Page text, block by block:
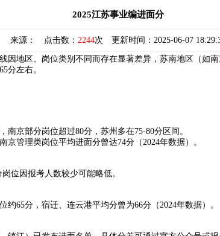
2025江苏事业编进面分
来源： 点击数： 2244次 更新时间：2025-06-07
因地区、岗位类别不同而存在显著差异‌，苏南地区（如
分左右。‌‌‌‌
南京部分岗位超过80分，苏州多在75-80分区间。‌‌
管理类岗位平均进面分曾达74分（2024年数据）。‌‌
位因报考人数较少可能略低。‌‌
65分，宿迁、连云港平均分曾为66分（2024年数据）。‌‌‌‌